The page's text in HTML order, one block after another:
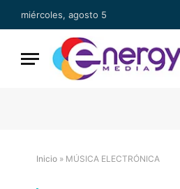
miércoles, agosto 5
Inicio » MÚSICA ELECTRÓNICA